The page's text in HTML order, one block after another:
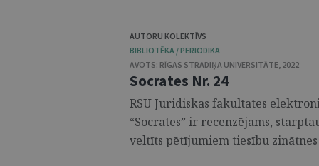
AUTORU KOLEKTĪVS
BIBLIOTĒKA / PERIODIKA
AVOTS: RĪGAS STRADIŅA UNIVERSITĀTE, 2022
Socrates Nr. 24
RSU Juridiskās fakultātes
“Socrates” ir recenzējams,
veltīts pētījumiem tiesību